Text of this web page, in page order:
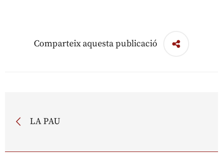
Comparteix aquesta publicació
LA PAU